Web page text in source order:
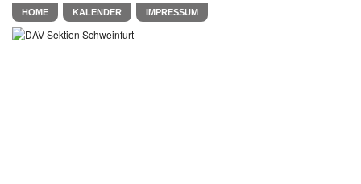
HOME KALENDER IMPRESSUM